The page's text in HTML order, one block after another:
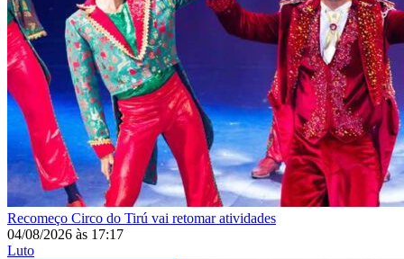
Recomeço Circo do Tirú vai retomar atividades
04/08/2026 às 17:17
Luto